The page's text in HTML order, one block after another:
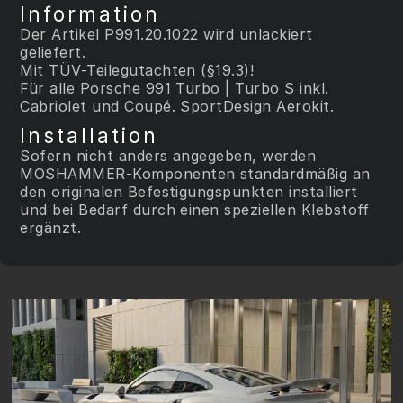
Information
Der Artikel P991.20.1022 wird unlackiert
geliefert.
Mit TÜV-Teilegutachten (§19.3)!
Für alle Porsche 991 Turbo | Turbo S inkl.
Cabriolet und Coupé. SportDesign Aerokit.
Installation
Sofern nicht anders angegeben, werden
MOSHAMMER-Komponenten standardmäßig an
den originalen Befestigungspunkten installiert
und bei Bedarf durch einen speziellen Klebstoff
ergänzt.